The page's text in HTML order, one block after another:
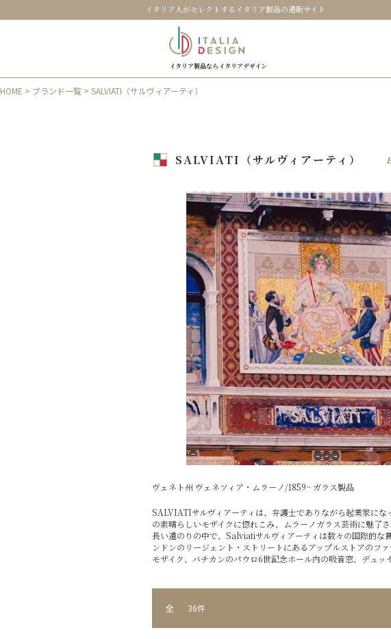
イタリア人がセレクトするイタリア製品の通販サイト
イタリア製品ならイタリアデザイン
HOME > ブランド一覧 > SALVIATI（サルヴィアーティ）
SALVIATI（サルヴィアーティ）
ヴェネト州 ヴェネツィア・ムラーノ/1859~ ガラス製品
SALVIATIサルヴィアーティは、弁護士でありながら起業家に
の素晴らしいモザイクに惚れこみ、ムラーノガラス芸術に魅了
長い道のりの中で、Salviatiサルヴィアーティは数々の国際的な
ンドンのリージェント・ストリートにあるアップルストアのフ
モザイク、バチカンのパウロ6世記念ホール内の吸音窓、デュッ
全 36件